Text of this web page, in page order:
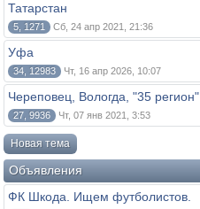
Татарстан
5, 1271 Сб, 24 апр 2021, 21:36
Уфа
34, 12983 Чт, 16 апр 2026, 10:07
Череповец, Вологда, "35 регион"
27, 9936 Чт, 07 янв 2021, 3:53
Новая тема
Объявления
ФК Шкода. Ищем футболистов.